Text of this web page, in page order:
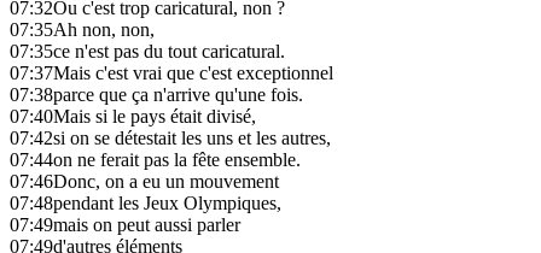
07:32Ou c'est trop caricatural, non ?
07:35Ah non, non,
07:35ce n'est pas du tout caricatural.
07:37Mais c'est vrai que c'est exceptionnel
07:38parce que ça n'arrive qu'une fois.
07:40Mais si le pays était divisé,
07:42si on se détestait les uns et les autres,
07:44on ne ferait pas la fête ensemble.
07:46Donc, on a eu un mouvement
07:48pendant les Jeux Olympiques,
07:49mais on peut aussi parler
07:49d'autres éléments